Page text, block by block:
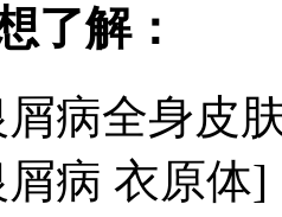
了解：
病全身皮
病 衣原体]